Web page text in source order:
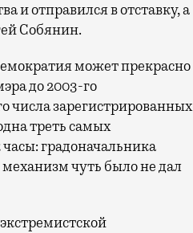
и отправился в отставку, а
Собянин.
может прекрасно
до 2003-го
числа зарегистрированных
треть самых
градоначальника
чуть было не дал